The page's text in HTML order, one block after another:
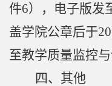
件6），电子版发
盖学院公章后于
至教学质量监控与
四、其他